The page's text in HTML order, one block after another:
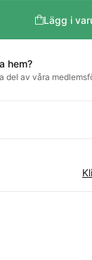
Lägg i
hem?
del av våra